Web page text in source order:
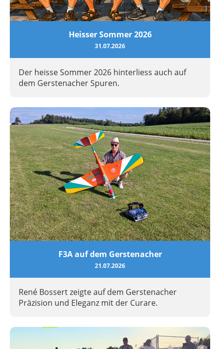
Heisser Sommer 2026
31.07.2026
Der heisse Sommer 2026 hinterliess auch auf
dem Gerstenacher Spuren.
F3A auf dem Gerstenacher
21.07.2026
René Bossert zeigte auf dem Gerstenacher
Präzision und Eleganz mit der Curare.